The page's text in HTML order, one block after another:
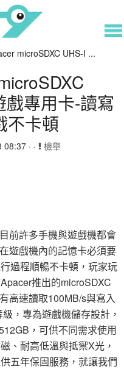
microSDXC UHS-I ...
專用卡-讀寫
不卡頓
· · 檢舉
前許多手機與遊戲機都會
遊戲機內的記憶卡必須要
過程順暢不卡頓，玩家玩
推出的microSDXC
高速讀取100MB/s與寫入
，專為遊戲機儲存設計，
，可供不同需求使用
、耐高低溫與抵禦X光，
五年保固服務，就讓我們